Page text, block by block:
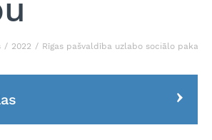
2022 Rīgas pašvaldība uzlabo sociālo